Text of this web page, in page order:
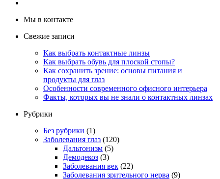
Мы в контакте
Свежие записи
Как выбрать контактные линзы
Как выбрать обувь для плоской стопы?
Как сохранить зрение: основы питания и
продукты для глаз
Особенности современного офисного интерьера
Факты, которых вы не знали о контактных линзах
Рубрики
Без рубрики (1)
Заболевания глаз (120)
Дальтонизм (5)
Демодекоз (3)
Заболевания век (22)
Заболевания зрительного нерва (9)